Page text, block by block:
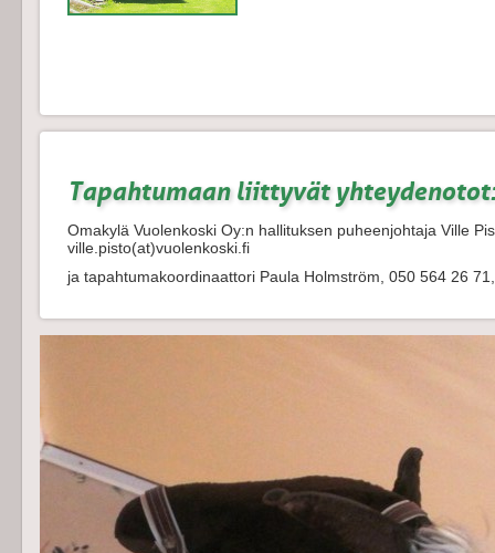
Tapahtumaan liittyvät
Omakylä Vuolenkoski Oy:n hallituksen puheenjohtaja Ville
ville.pisto(at)vuolenkoski.fi
ja tapahtumakoordinaattori Paula Holmström, 050 564 26